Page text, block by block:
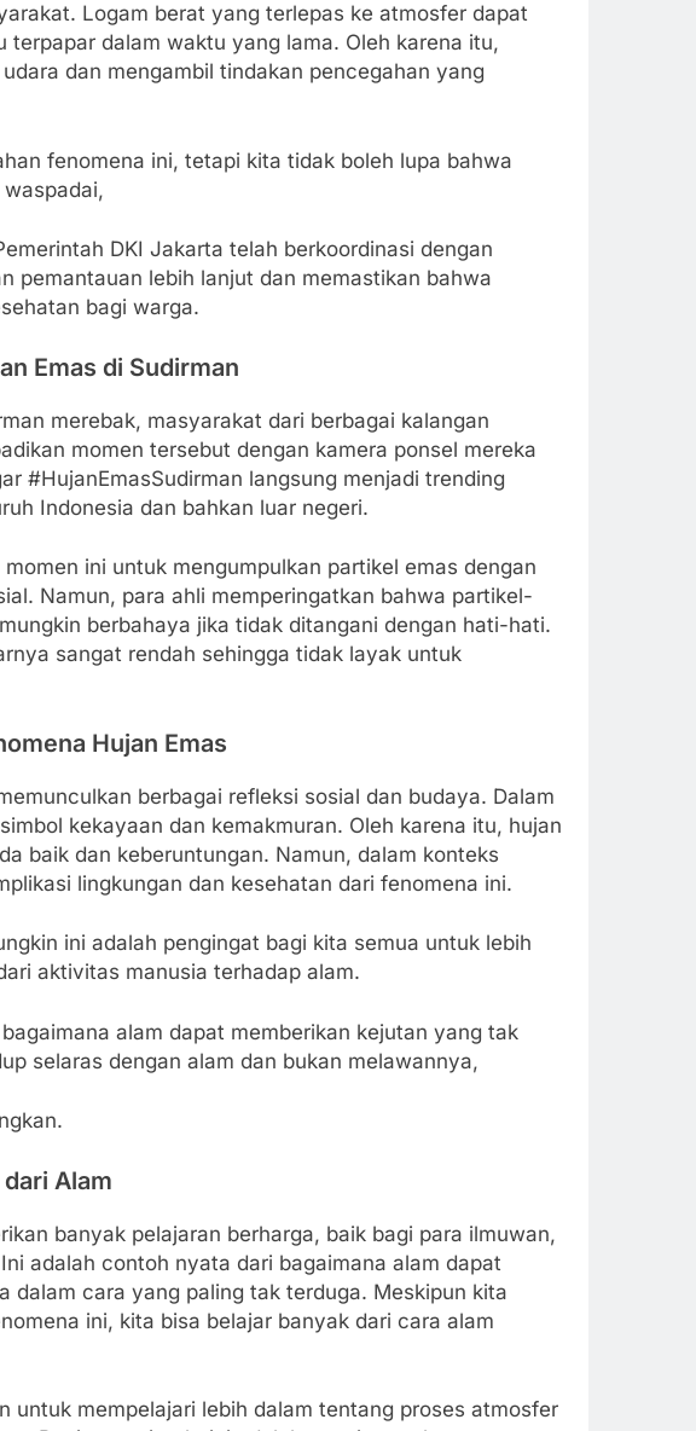
Logam berat yang terlepas ke atmosfer dapat
dalam waktu yang lama. Oleh karena itu,
dan mengambil tindakan pencegahan yang
fenomena ini, tetapi kita tidak boleh lupa bahwa
DKI Jakarta telah berkoordinasi dengan
pemantauan lebih lanjut dan memastikan bahwa
bagi warga.
Emas di Sudirman
merebak, masyarakat dari berbagai kalangan
momen tersebut dengan kamera ponsel mereka
#HujanEmasSudirman langsung menjadi trending
Indonesia dan bahkan luar negeri.
ini untuk mengumpulkan partikel emas dengan
Namun, para ahli memperingatkan bahwa partikel-
berbahaya jika tidak ditangani dengan hati-hati.
sangat rendah sehingga tidak layak untuk
Hujan Emas
berbagai refleksi sosial dan budaya. Dalam
kekayaan dan kemakmuran. Oleh karena itu, hujan
baik dan keberuntungan. Namun, dalam konteks
lingkungan dan kesehatan dari fenomena ini.
ini adalah pengingat bagi kita semua untuk lebih
aktivitas manusia terhadap alam.
alam dapat memberikan kejutan yang tak
selaras dengan alam dan bukan melawannya,
Alam
banyak pelajaran berharga, baik bagi para ilmuwan,
adalah contoh nyata dari bagaimana alam dapat
dalam cara yang paling tak terduga. Meskipun kita
ini, kita bisa belajar banyak dari cara alam
untuk mempelajari lebih dalam tentang proses atmosfer